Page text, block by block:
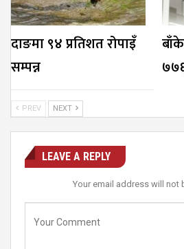
दाङमा ९४ प्रतिशत रोपाइँ
सम्पन्न
PREV NEXT
LEAVE A REPLY
Your email address will not